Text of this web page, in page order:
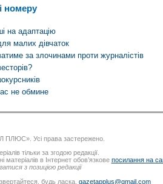
номеру
на адаптацію
малих дівчаток
за злочинами проти журналістів
не обмине
Усі права застережено.
тільки за згодою редакції.
матеріалів в Інтернет обов’язкове посилання на
з позицією редакції
будь ласка, gazetapplus@gmail.com